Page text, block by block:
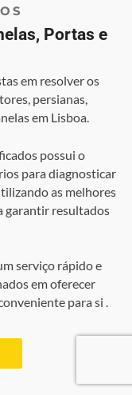
Portas e
em resolver os
persianas,
em Lisboa.
possui o
para diagnosticar
as melhores
garantir resultados
serviço rápido e
em oferecer
para si .